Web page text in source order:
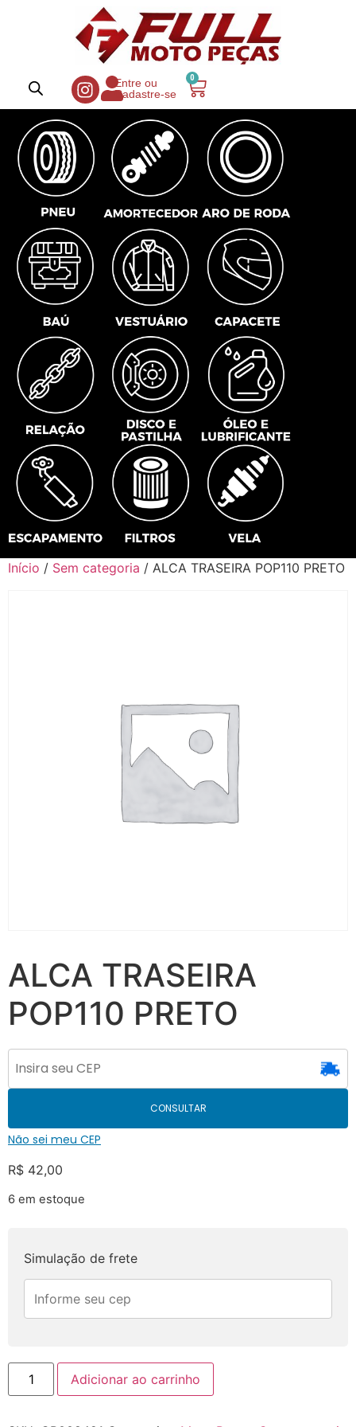
Entre ou
Cadastre-se
0
Início / Sem categoria / ALCA TRASEIRA POP110 PRETO
ALCA TRASEIRA
POP110 PRETO
CONSULTAR
Não sei meu CEP
R$ 42,00
6 em estoque
Simulação de frete
Adicionar ao carrinho